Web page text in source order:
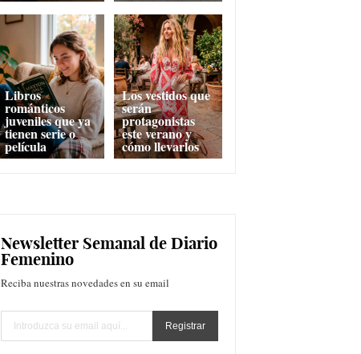
Libros
románticos
juveniles que ya
tienen serie o
película
Los vestidos que
serán
protagonistas
este verano y
cómo llevarlos
Newsletter Semanal de Diario
Femenino
Reciba nuestras novedades en su email